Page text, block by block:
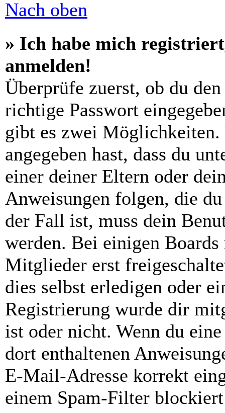
Nach oben
» Ich habe mich
anmelden!
Überprüfe zuerst, ob du
richtige Passwort
gibt es zwei
angegeben hast, dass du
einer deiner Eltern oder
Anweisungen folgen, die
der Fall ist, muss dein
werden. Bei einigen Boards
Mitglieder erst
dies selbst erledigen oder
Registrierung wurde dir
ist oder nicht. Wenn du
dort enthaltenen
E-Mail-Adresse korrekt
einem Spam-Filter